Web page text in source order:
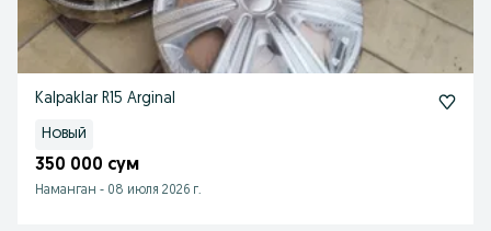
Kalpaklar R15 Arginal
Новый
350 000 сум
Наманган - 08 июля 2026 г.